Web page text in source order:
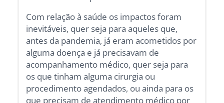
Com relação à saúde os impactos foram
inevitáveis, quer seja para aqueles que,
antes da pandemia, já eram acometidos por
alguma doença e já precisavam de
acompanhamento médico, quer seja para
os que tinham alguma cirurgia ou
procedimento agendados, ou ainda para os
que precisam de atendimento médico por